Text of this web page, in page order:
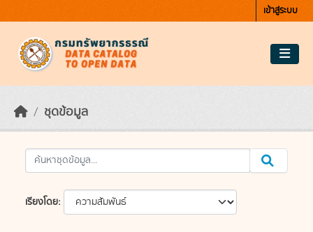
เข้าสู่ระบบ
ชุดข้อมูล
เรียงโดย